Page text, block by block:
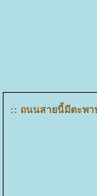
:: ถนนสายนี้มีตะพา